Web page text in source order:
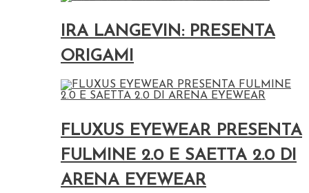
IRA LANGEVIN: PRESENTA
ORIGAMI
FLUXUS EYEWEAR PRESENTA
FULMINE 2.0 E SAETTA 2.0 DI
ARENA EYEWEAR